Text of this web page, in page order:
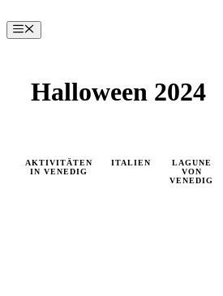
Inhalt
springen
Menü
Halloween 2024
AKTIVITÄTEN
IN VENEDIG
ITALIEN
LAGUNE
VON
VENEDIG